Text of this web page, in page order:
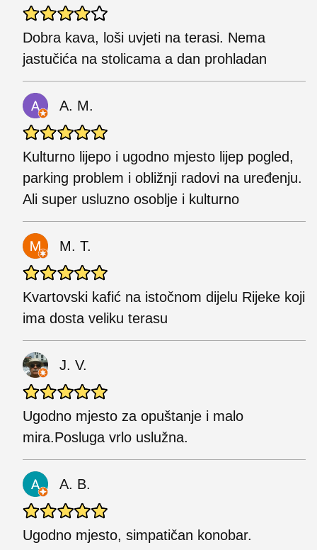
Dobra kava, loši uvjeti na terasi. Nema
jastučića na stolicama a dan prohladan
A. M.
Kulturno lijepo i ugodno mjesto lijep pogled,
parking problem i obližnji radovi na uređenju.
Ali super usluzno osoblje i kulturno
M. T.
Kvartovski kafić na istočnom dijelu Rijeke koji
ima dosta veliku terasu
J. V.
Ugodno mjesto za opuštanje i malo
mira.Posluga vrlo uslužna.
A. B.
Ugodno mjesto, simpatičan konobar.